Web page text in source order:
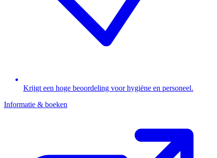
Krijgt een hoge beoordeling voor hygiëne en personeel.
Informatie & boeken